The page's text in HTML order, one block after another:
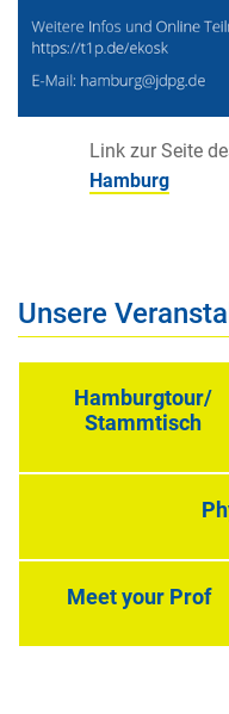
Link zur Seite
Hamburg
Unsere
Hamburgtour/
Stammtisch
Meet your Prof